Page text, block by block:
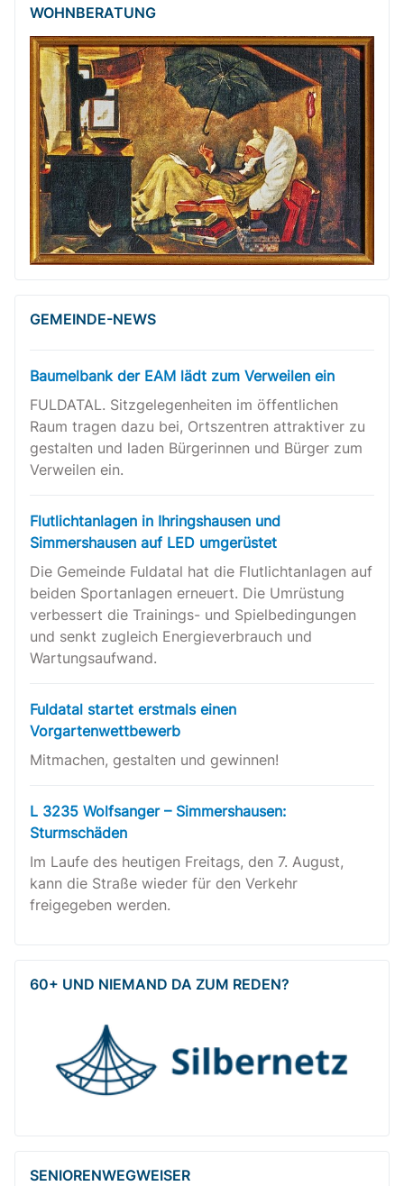
WOHNBERATUNG
GEMEINDE-NEWS
Baumelbank der EAM lädt zum Verweilen ein
FULDATAL. Sitzgelegenheiten im öffentlichen
Raum tragen dazu bei, Ortszentren attraktiver zu
gestalten und laden Bürgerinnen und Bürger zum
Verweilen ein.
Flutlichtanlagen in Ihringshausen und
Simmershausen auf LED umgerüstet
Die Gemeinde Fuldatal hat die Flutlichtanlagen auf
beiden Sportanlagen erneuert. Die Umrüstung
verbessert die Trainings- und Spielbedingungen
und senkt zugleich Energieverbrauch und
Wartungsaufwand.
Fuldatal startet erstmals einen
Vorgartenwettbewerb
Mitmachen, gestalten und gewinnen!
L 3235 Wolfsanger – Simmershausen:
Sturmschäden
Im Laufe des heutigen Freitags, den 7. August,
kann die Straße wieder für den Verkehr
freigegeben werden.
60+ UND NIEMAND DA ZUM REDEN?
SENIOREN­WEG­WEISER